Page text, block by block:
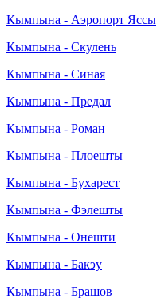
Кымпына - Аэропорт Яссы
Кымпына - Скулень
Кымпына - Синая
Кымпына - Предал
Кымпына - Роман
Кымпына - Плоешты
Кымпына - Бухарест
Кымпына - Фэлешты
Кымпына - Онешти
Кымпына - Бакэу
Кымпына - Брашов